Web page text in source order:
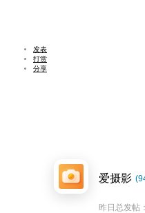
发表
打赏
分享
爱摄影
昨日总发帖